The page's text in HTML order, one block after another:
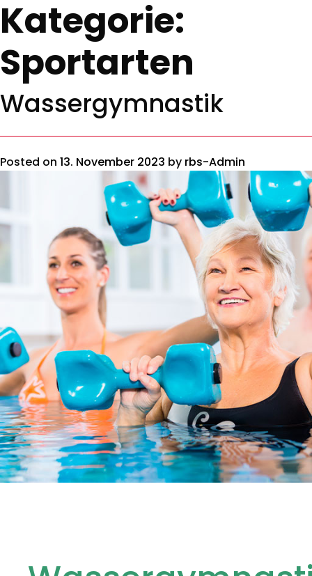
Kategorie:
Sportarten
Wassergymnastik
Posted on 13. November 2023 by rbs-Admin